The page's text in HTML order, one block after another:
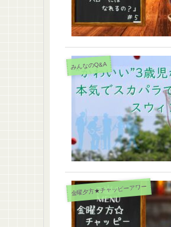
みんなのQ&A
金曜夕方★チャッピーアワー